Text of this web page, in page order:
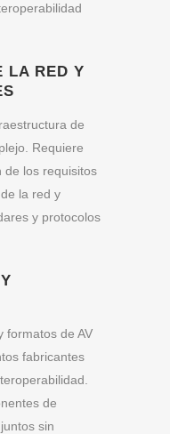
LA RED Y
de
Requiere
de los requisitos
la red y
y protocolos
formatos de AV
fabricantes
de
sin